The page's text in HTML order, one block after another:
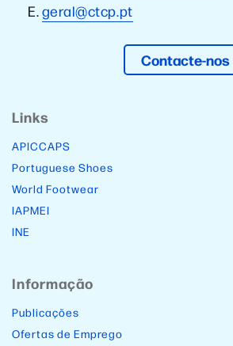
E.geral@ctcp.pt
Contacte-nos
Links
APICCAPS
Portuguese Shoes
World Footwear
IAPMEI
INE
Informação
Publicações
Ofertas de Emprego